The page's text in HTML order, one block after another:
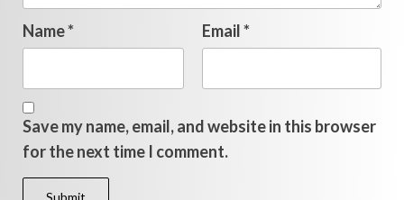
Name* Email*
Save my name, email, and website in this browser
for the next time I comment.